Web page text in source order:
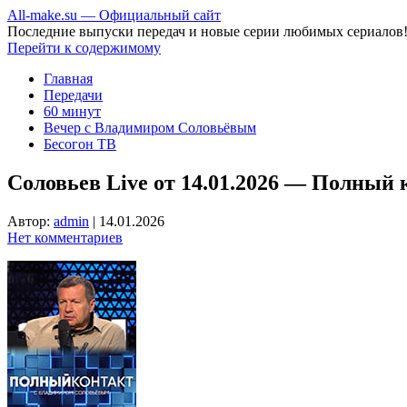
All-make.su — Официальный сайт
Последние выпуски передач и новые серии любимых сериалов!
Перейти к содержимому
Главная
Передачи
60 минут
Вечер с Владимиром Соловьёвым
Бесогон ТВ
Соловьев Live от 14.01.2026 — Полный
Автор: admin | 14.01.2026
Нет комментариев